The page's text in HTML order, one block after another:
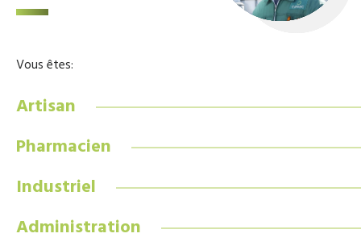
Vous êtes:
Artisan
Pharmacien
Industriel
Administration